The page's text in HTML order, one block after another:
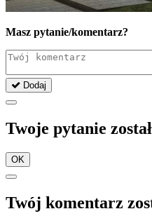
Masz pytanie/komentarz?
Dodaj
Twoje pytanie
OK
Twój komentarz